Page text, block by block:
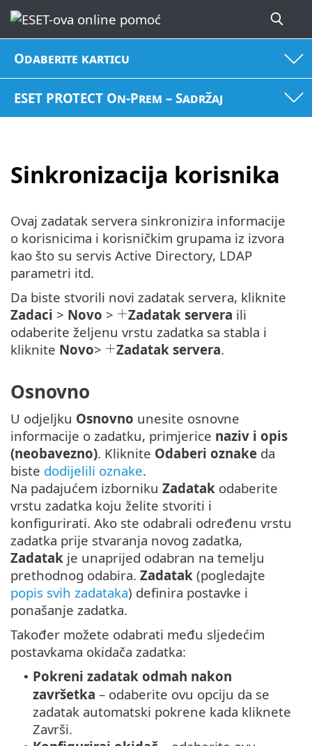
Odaberite karticu
ESET PROTECT On-Prem – Sadržaj
Sinkronizacija korisnika
Ovaj zadatak servera sinkronizira informacije
o korisnicima i korisničkim grupama iz izvora
kao što su servis Active Directory, LDAP
parametri itd.
Da biste stvorili novi zadatak servera, kliknite
Zadaci > Novo > Zadatak servera ili
odaberite željenu vrstu zadatka sa stabla i
kliknite Novo> Zadatak servera.
Osnovno
U odjeljku Osnovno unesite osnovne
informacije o zadatku, primjerice naziv i opis
(neobavezno). Kliknite Odaberi oznake da
biste dodijelili oznake.
Na padajućem izborniku Zadatak odaberite
vrstu zadatka koju želite stvoriti i
konfigurirati. Ako ste odabrali određenu vrstu
zadatka prije stvaranja novog zadatka,
Zadatak je unaprijed odabran na temelju
prethodnog odabira. Zadatak (pogledajte
popis svih zadataka) definira postavke i
ponašanje zadatka.
Također možete odabrati među sljedećim
postavkama okidača zadatka:
• Pokreni zadatak odmah nakon
završetka – odaberite ovu opciju da se
zadatak automatski pokrene kada kliknete
Završi.